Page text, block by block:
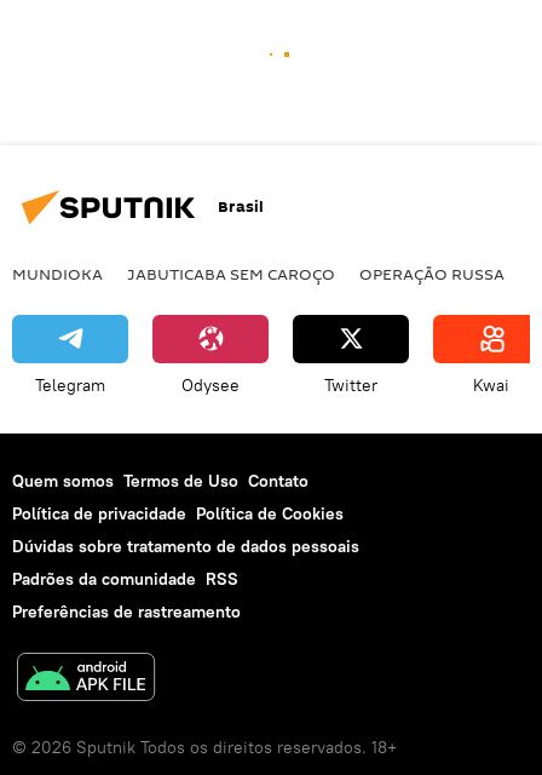
Brasil
MUNDIOKA JABUTICABA SEM CAROÇO OPERAÇÃO RUSSA
Telegram Odysee Twitter Kwai
Quem somos Termos de Uso Contato
Política de privacidade Política de Cookies
Dúvidas sobre tratamento de dados pessoais
Padrões da comunidade RSS
Preferências de rastreamento
© 2026 Sputnik Todos os direitos reservados. 18+